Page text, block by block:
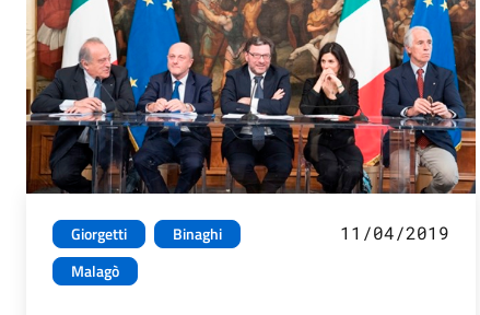
Giorgetti
Binaghi
Malagò
11/04/2019